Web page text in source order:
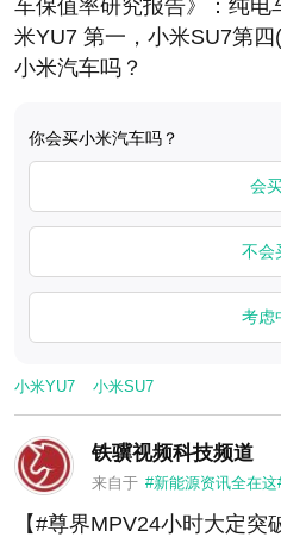
车保值率研究报告》：纯电
米YU7 第一，小米SU7第
小米汽车吗？
​​​你会买小米汽车吗？
会
不会
考虑
小米YU7 小米SU7
铁骥视频科技频道
来自于 #新能源资讯全在这
【#尊界MPV24小时大定突